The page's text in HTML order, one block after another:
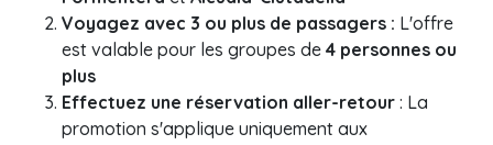
Voyagez avec 3 ou plus de passagers : L'offre
est valable pour les groupes de 4 personnes ou
plus
Effectuez une réservation aller-retour : La
promotion s'applique uniquement aux